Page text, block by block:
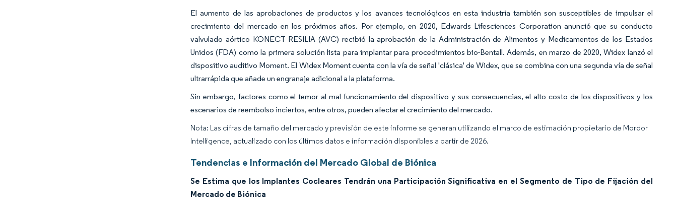
El aumento de las aprobaciones de productos y los avances tecnológicos en esta industria también son susceptibles de impulsar el
crecimiento del mercado en los próximos años. Por ejemplo, en 2020, Edwards Lifesciences Corporation anunció que su conducto
valvulado aórtico KONECT RESILIA (AVC) recibió la aprobación de la Administración de Alimentos y Medicamentos de los Estados
Unidos (FDA) como la primera solución lista para implantar para procedimientos bio-Bentall. Además, en marzo de 2020, Widex lanzó el
dispositivo auditivo Moment. El Widex Moment cuenta con la vía de señal 'clásica' de Widex, que se combina con una segunda vía de señal
ultrarrápida que añade un engranaje adicional a la plataforma.
Sin embargo, factores como el temor al mal funcionamiento del dispositivo y sus consecuencias, el alto costo de los dispositivos y los
escenarios de reembolso inciertos, entre otros, pueden afectar el crecimiento del mercado.
Nota: Las cifras de tamaño del mercado y previsión de este informe se generan utilizando el marco de estimación propietario de Mordor
Intelligence, actualizado con los últimos datos e información disponibles a partir de 2026.
Tendencias e Información del Mercado Global de Biónica
Se Estima que los Implantes Cocleares Tendrán una Participación Significativa en el Segmento de Tipo de Fijación del
Mercado de Biónica